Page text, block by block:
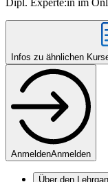
Infos zu ähnlichen
AnmeldenAnmelden
Über den